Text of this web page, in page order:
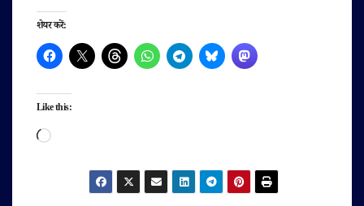
शेयर करें:
Like this:
Loading…